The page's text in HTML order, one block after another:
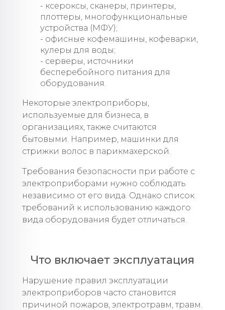
- ксероксы, сканеры, принтеры,
плоттеры, многофункциональные
устройства (МФУ);
- офисные кофемашины, кофеварки,
кулеры для воды;
- серверы, источники
бесперебойного питания для
оборудования.
Некоторые электроприборы,
используемые для бизнеса, в
организациях, также считаются
бытовыми. Например, машинки для
стрижки волос в парикмахерской.
Требования безопасности при работе с
электроприборами нужно соблюдать
независимо от его вида. Однако список
требований к использованию каждого
вида оборудования будет отличаться.
Что включает эксплуатация
Нарушение правил эксплуатации
электроприборов часто становится
причиной пожаров, электротравм, травм.